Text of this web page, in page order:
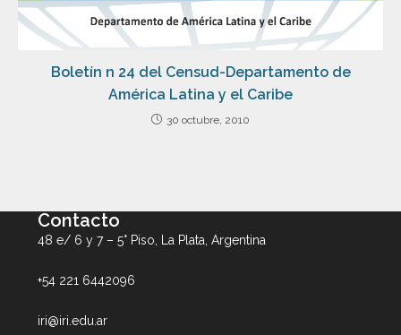
Boletín n 24 del Censud-Departamento de
América Latina y el Caribe
30 octubre, 2010
Contacto
48 e/ 6 y 7 – 5° Piso, La Plata, Argentina
+54 221 6442096
iri@iri.edu.ar